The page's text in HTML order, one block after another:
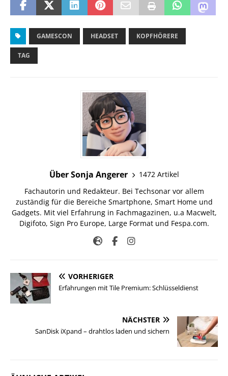
GAMESCON HEADSET KOPFHÖRERE
TAG
Über Sonja Angerer
1472 Artikel
Fachautorin und Redakteur. Bei Techsonar vor allem
zuständig für die Bereiche Smartphone, Smart Home und
Gadgets. Mit viel Erfahrung in Fachmagazinen, u.a Macwelt,
Digifoto, Sign Pro Europe, Large Format und Fespa.com.
VORHERIGER
Erfahrungen mit Tile Premium: Schlüsseldienst
NÄCHSTER
SanDisk iXpand – drahtlos laden und sichern